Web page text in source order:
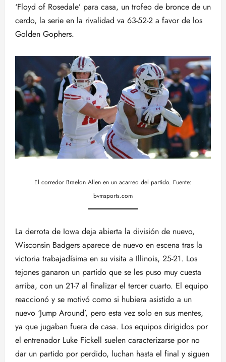
‘Floyd of Rosedale’ para casa, un trofeo de bronce de un
cerdo, la serie en la rivalidad va 63-52-2 a favor de los
Golden Gophers.
El corredor Braelon Allen en un acarreo del partido. Fuente:
bvmsports.com
La derrota de Iowa deja abierta la división de nuevo,
Wisconsin Badgers aparece de nuevo en escena tras la
victoria trabajadísima en su visita a Illinois, 25-21. Los
tejones ganaron un partido que se les puso muy cuesta
arriba, con un 21-7 al finalizar el tercer cuarto. El equipo
reaccionó y se motivó como si hubiera asistido a un
nuevo ‘Jump Around’, pero esta vez solo en sus mentes,
ya que jugaban fuera de casa. Los equipos dirigidos por
el entrenador Luke Fickell suelen caracterizarse por no
dar un partido por perdido, luchan hasta el final y siguen